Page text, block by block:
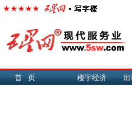
首页 楼宇经济